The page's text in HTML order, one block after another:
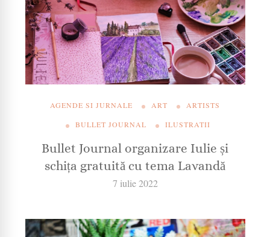
AGENDE SI JURNALE ART
ARTISTS
BULLET JOURNAL
ILUSTRATII
Bullet Journal organizare Iulie și
schița gratuită cu tema Lavandă
7 iulie 2022